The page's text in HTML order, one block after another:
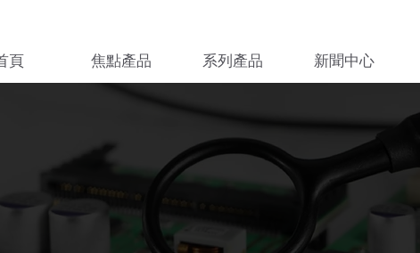
頁 焦點產品 系列產品 新聞中心